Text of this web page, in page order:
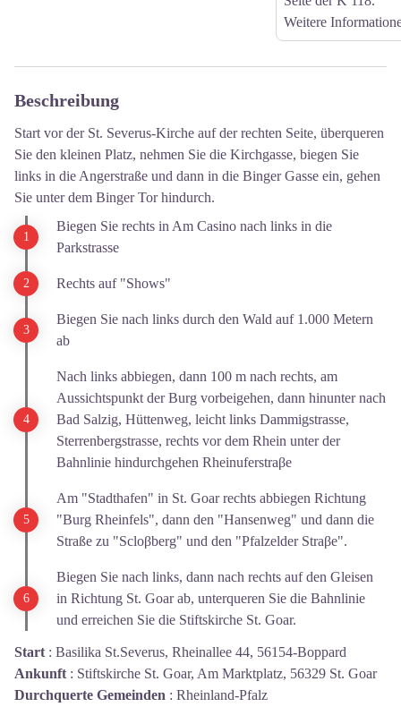
Weitere
Beschreibung
Start vor der St. Severus-Kirche auf der rechten Seite, überqueren
Sie den kleinen Platz, nehmen Sie die Kirchgasse, biegen Sie
links in die Angerstraße und dann in die Binger Gasse ein, gehen
Sie unter dem Binger Tor hindurch.
Biegen Sie rechts in Am Casino nach links in die
Parkstrasse
Rechts auf "Shows"
Biegen Sie nach links durch den Wald auf 1.000 Metern
ab
Nach links abbiegen, dann 100 m nach rechts, am
Aussichtspunkt der Burg vorbeigehen, dann hinunter nach
Bad Salzig, Hüttenweg, leicht links Dammigstrasse,
Sterrenbergstrasse, rechts vor dem Rhein unter der
Bahnlinie hindurchgehen Rheinuferstraβe
Am "Stadthafen" in St. Goar rechts abbiegen Richtung
"Burg Rheinfels", dann den "Hansenweg" und dann die
Straße zu "Scloβberg" und den "Pfalzelder Straβe".
Biegen Sie nach links, dann nach rechts auf den Gleisen
in Richtung St. Goar ab, unterqueren Sie die Bahnlinie
und erreichen Sie die Stiftskirche St. Goar.
Start : Basilika St.Severus, Rheinallee 44, 56154-Boppard
Ankunft : Stiftskirche St. Goar, Am Marktplatz, 56329 St. Goar
Durchquerte Gemeinden : Rheinland-Pfalz